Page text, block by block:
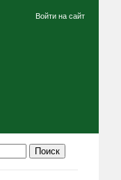
Войти на сайт